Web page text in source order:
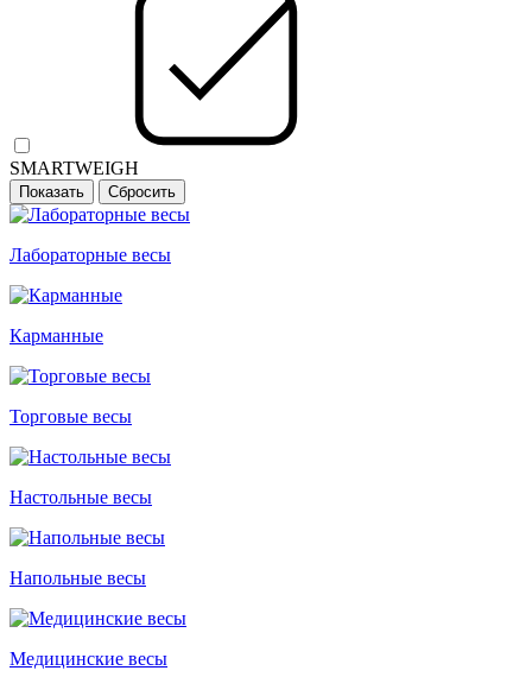
SMARTWEIGH
Лабораторные весы
Карманные
Торговые весы
Настольные весы
Напольные весы
Медицинские весы